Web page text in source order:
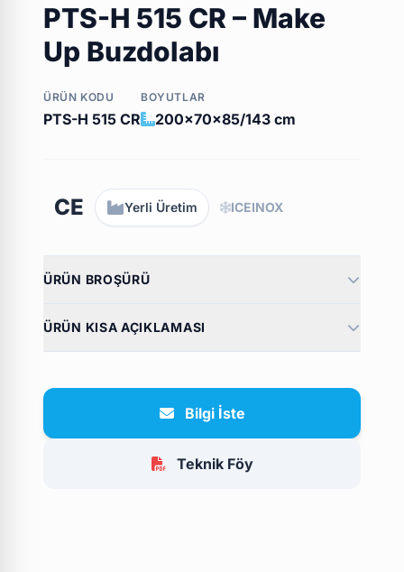
PTS-H 515 CR – Make
Up Buzdolabı
ÜRÜN KODU
PTS-H 515 CR
BOYUTLAR
200x70x85/143 cm
CE Yerli Üretim ICEINOX
ÜRÜN BROŞÜRÜ
ÜRÜN KISA AÇIKLAMASI
Bilgi İste
Teknik Föy